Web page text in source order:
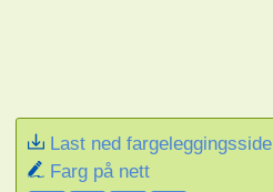
Last ned fargeleggingsside
Farg på nett